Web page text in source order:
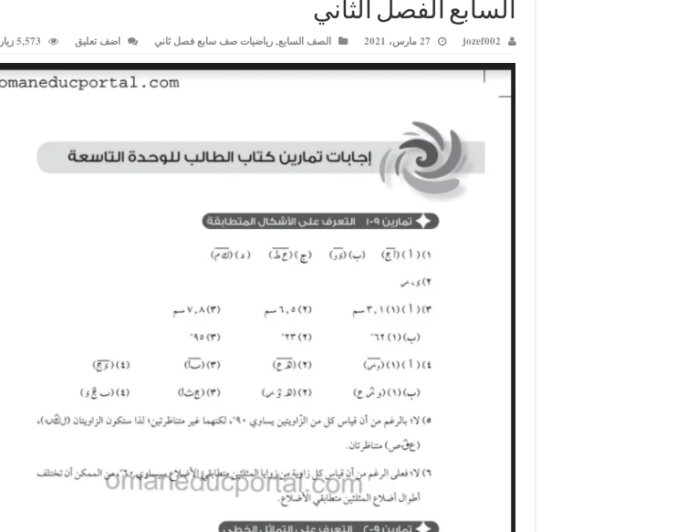
السابع الفصل الثاني
jozef002 27 مارس، 2021 الصف السابع,رياضيات صف سابع فصل ثاني اضف تعليق 5,573 زيارة